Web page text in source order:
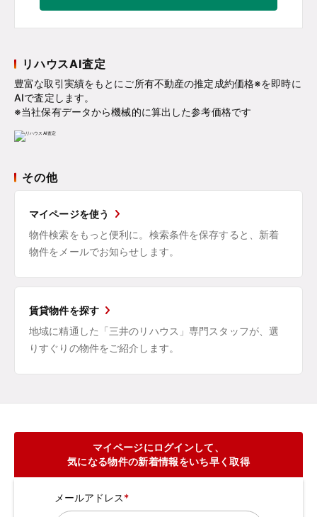
リハウスAI査定
豊富な取引実績をもとにご所有不動産の推定成約価格※を即時に
AIで査定します。
※当社保有データから機械的に算出した参考価格です
その他
マイページを使う
物件検索をもっと便利に。検索条件を保存すると、新着
物件をメールでお知らせします。
賃貸物件を探す
地域に精通した「三井のリハウス」専門スタッフが、選
りすぐりの物件をご紹介します。
マイページにログインして、
気になる物件の新着情報をいち早く取得
メールアドレス